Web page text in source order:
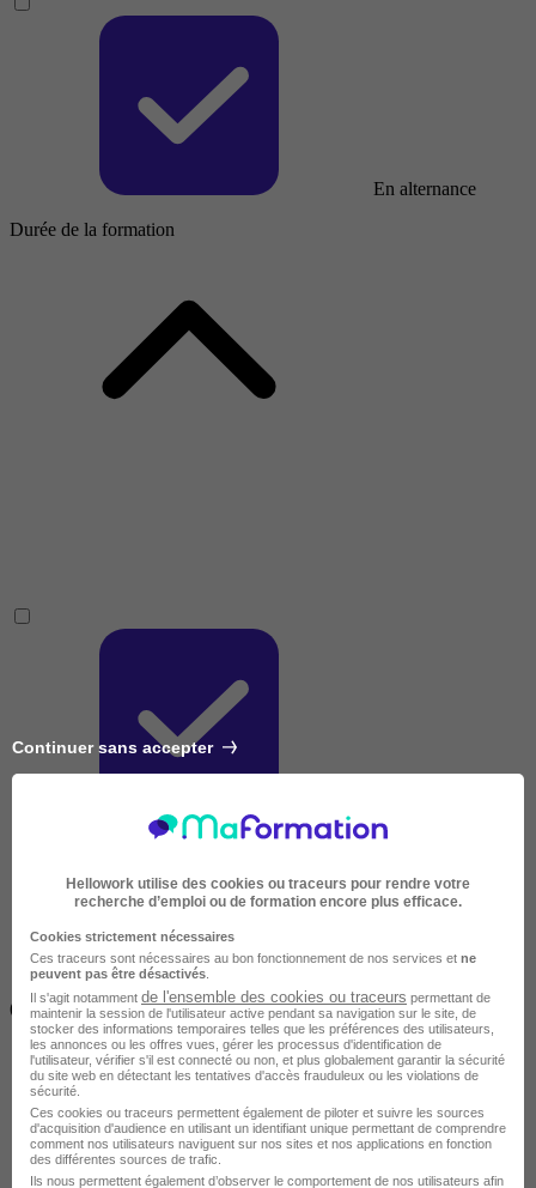
En alternance
Durée de la formation
(14h)
Continuer sans accepter
Hellowork utilise des cookies ou traceurs pour rendre votre
recherche d’emploi ou de formation encore plus efficace.
Cookies strictement nécessaires
Ces traceurs sont nécessaires au bon fonctionnement de nos services et ne
peuvent pas être désactivés
Il s'agit notamment de l'ensemble des cookies ou traceurs permettant de
maintenir la session de l'utilisateur active pendant sa navigation sur le site, de
stocker des informations temporaires telles que les préférences des utilisateurs,
les annonces ou les offres vues, gérer les processus d'identification de
l'utilisateur, vérifier s'il est connecté ou non, et plus globalement garantir la sécurité
du site web en détectant les tentatives d'accès frauduleux ou les violations de
sécurité.
Ces cookies ou traceurs permettent également de piloter et suivre les sources
d'acquisition d'audience en utilisant un identifiant unique permettant de comprendre
comment nos utilisateurs naviguent sur nos sites et nos applications en fonction
des différentes sources de trafic.
Ils nous permettent également d’observer le comportement de nos utilisateurs afin